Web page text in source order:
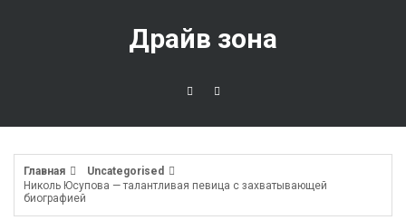
Драйв зона
Главная
Uncategorised
Николь Юсупова — талантливая певица с захватывающей
биографией